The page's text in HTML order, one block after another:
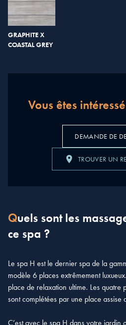
GRAPHITE X
COASTAL GREY
Vous êtes
DEMANDE DE
TROUVER UN
Quels sont les massages proposés par
ce spa ?
Le spa H est le dernier spa de la
modèle 6 places extrêmement
place de relaxation ultime. Les quatre
sont complétées par une place assise
C’est avec le spa H dans votre jardin